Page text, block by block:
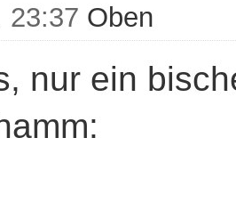
23:37 Oben
nur ein